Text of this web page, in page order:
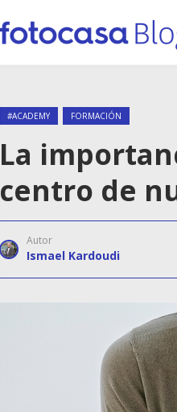
#ACADEMY FORMACIÓN
La
centro de
Autor
Ismael Kardoudi